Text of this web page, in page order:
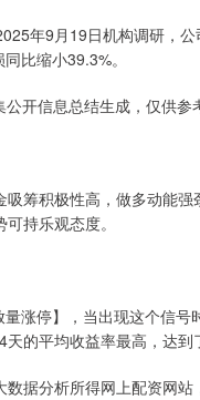
年9月19日机构调研，
比缩小39.3%。
公开信息总结生成，仅供
筹积极性高，做多动能
持乐观态度。
涨停】，当出现这个信
的平均收益率最高，达到
据分析所得网上配资网